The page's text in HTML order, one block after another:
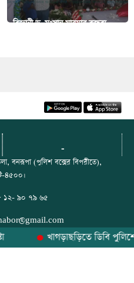
বিজ্ঞানী ড. মংসানু মারমার বক্তব্য
-
বনরূপা (পুলিশ বক্সের বিপরীতে),
৪৫০০।
১২- ৯০ ৭৯ ৬৫
paharerkhabor
খাগড়াছড়িতে ডিবি পুলিশের